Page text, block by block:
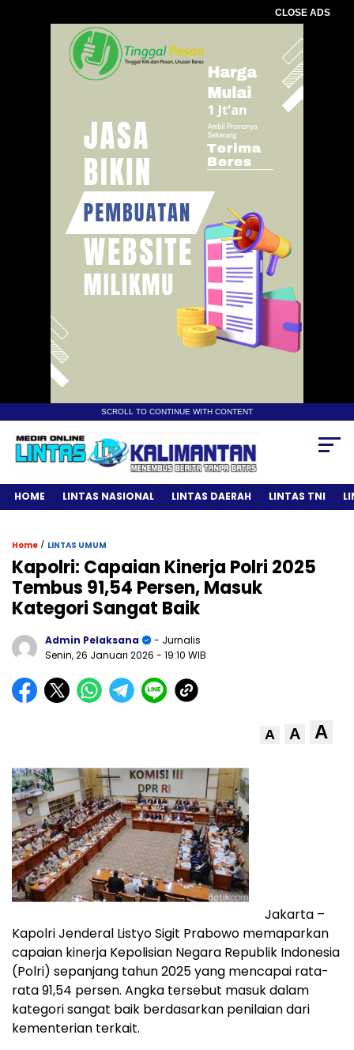
CLOSE ADS
SCROLL TO CONTINUE WITH CONTENT
HOME LINTAS NASIONAL LINTAS DAERAH LINTAS TNI
Home / LINTAS UMUM
Kapolri: Capaian Kinerja Polri 2025
Tembus 91,54 Persen, Masuk
Kategori Sangat Baik
Admin Pelaksana
- Jurnalis
Senin, 26 Januari 2026 - 19:10 WIB
A A A
Jakarta –
Kapolri Jenderal Listyo Sigit Prabowo memaparkan
capaian kinerja Kepolisian Negara Republik Indonesia
(Polri) sepanjang tahun 2025 yang mencapai rata-
rata 91,54 persen. Angka tersebut masuk dalam
kategori sangat baik berdasarkan penilaian dari
kementerian terkait.